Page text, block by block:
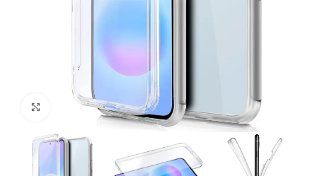
Click to enlarge